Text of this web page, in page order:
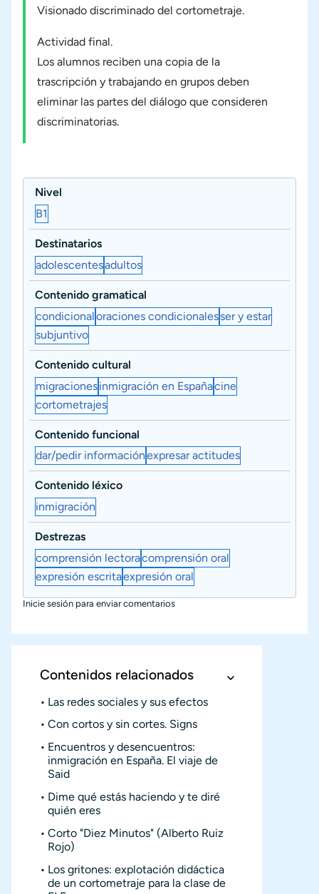
Visionado discriminado del cortometraje.
Actividad final.
Los alumnos reciben una copia de la
trascripción y trabajando en grupos deben
eliminar las partes del diálogo que consideren
discriminatorias.
Nivel
B1
Destinatarios
adolescentesadultos
Contenido gramatical
condicionaloraciones condicionalesser y estar
subjuntivo
Contenido cultural
migracionesinmigración en Españacine
cortometrajes
Contenido funcional
dar/pedir informaciónexpresar actitudes
Contenido léxico
inmigración
Destrezas
comprensión lectoracomprensión oral
expresión escritaexpresión oral
Inicie sesión para enviar comentarios
Contenidos relacionados
Las redes sociales y sus efectos
Con cortos y sin cortes. Signs
Encuentros y desencuentros:
inmigración en España. El viaje de
Said
Dime qué estás haciendo y te diré
quién eres
Corto "Diez Minutos" (Alberto Ruiz
Rojo)
Los gritones: explotación didáctica
de un cortometraje para la clase de